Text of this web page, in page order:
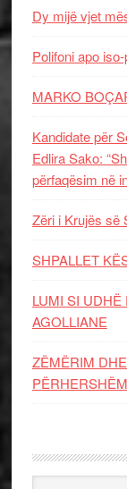
Dy mijë vjet
Polifoni apo
MARKO
Kandidate për
Edlira Sako:
përfaqësim në
Zëri i Krujës së
SHPALLET
LUMI SI
AGOLLIANE
ZËMËRIM